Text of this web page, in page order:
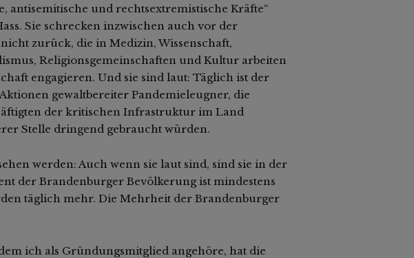
antisemitische und rechtsextremistische Kräfte“
Sie schrecken inzwischen auch vor der
zurück, die in Medizin, Wissenschaft,
Religionsgemeinschaften und Kultur arbeiten
engagieren. Und sie sind laut: Täglich ist der
gewaltbereiter Pandemieleugner, die
der kritischen Infrastruktur im Land
Stelle dringend gebraucht würden.
werden: Auch wenn sie laut sind, sind sie in der
der Brandenburger Bevölkerung ist mindestens
täglich mehr. Die Mehrheit der Brandenburger
ich als Gründungsmitglied angehöre, hat die